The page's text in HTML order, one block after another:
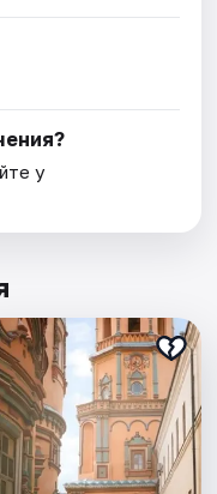
у